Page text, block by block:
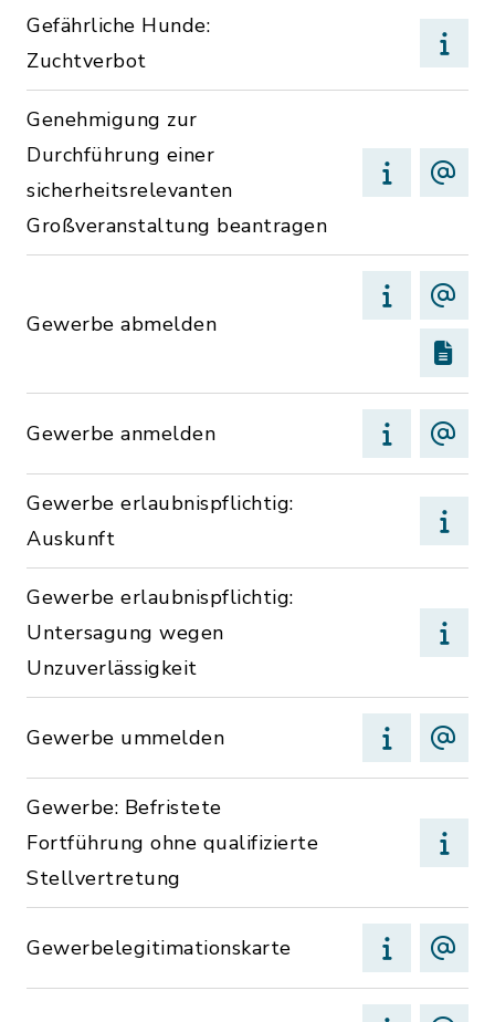
Gefährliche Hunde:
Zuchtverbot
Genehmigung zur
Durchführung einer
sicherheitsrelevanten
Großveranstaltung beantragen
Gewerbe abmelden
Gewerbe anmelden
Gewerbe erlaubnispflichtig:
Auskunft
Gewerbe erlaubnispflichtig:
Untersagung wegen
Unzuverlässigkeit
Gewerbe ummelden
Gewerbe: Befristete
Fortführung ohne qualifizierte
Stellvertretung
Gewerbelegitimationskarte